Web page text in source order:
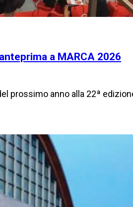
a MARCA 2026
prossimo anno alla 22ª